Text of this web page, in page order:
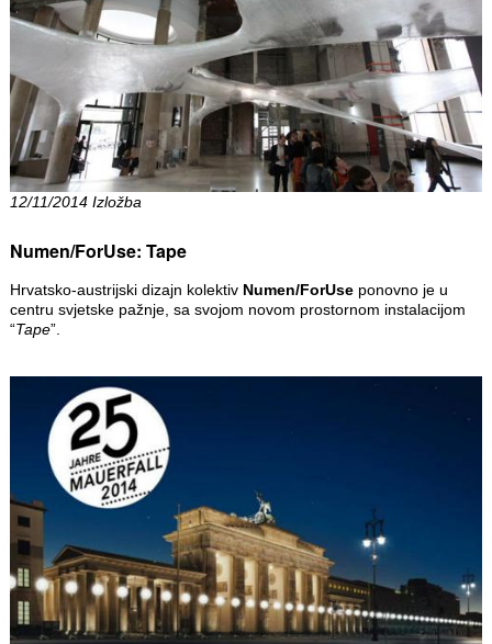
12/11/2014 Izložba
Numen/ForUse: Tape
Hrvatsko-austrijski dizajn kolektiv Numen/ForUseponovno je u
centru svjetske pažnje, sa svojom novom prostornom instalacijom
“Tape”.